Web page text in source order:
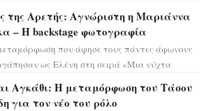
της Αρετής: Αγνώριστη η Μαριάννα
– H backstage φωτογραφία
που άφησε τους πάντες άφωνους
ως Ελένη στη σειρά «Μια νύχτα
Αγκάθι: Η μεταμόρφωση του Τάσου
για τον νέο του ρόλο